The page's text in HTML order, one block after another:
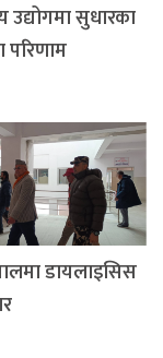
उद्योगमा सुधारका
परिणाम
डायलाइसिस